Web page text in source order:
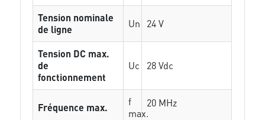
Tension nominale
de ligne
Un 24 V
Tension DC max.
de
fonctionnement
Uc 28 Vdc
Fréquence max.
f
max.
20 MHz